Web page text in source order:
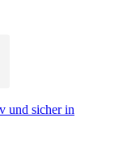
und sicher in